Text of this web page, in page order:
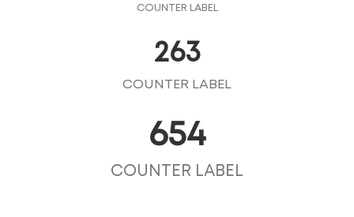
COUNTER LABEL
263
COUNTER LABEL
654
COUNTER LABEL